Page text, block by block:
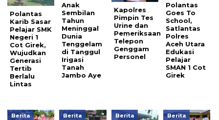
Polantas
Karib Sasar
Pelajar SMK
Negeri 1
Cot Girek,
Wujudkan
Generasi
Tertib
Berlalu
Lintas
Anak
Sembilan
Tahun
Meninggal
Dunia
Tenggelam
di Tanggul
Irigasi
Tanah
Jambo Aye
Kapolres
Pimpin Tes
Urine dan
Pemeriksaan
Telepon
Genggam
Personel
Polantas
Goes To
School,
Satlantas
Polres
Aceh Utara
Edukasi
Pelajar
SMAN 1 Cot
Girek
Berita Berita Berita Berita